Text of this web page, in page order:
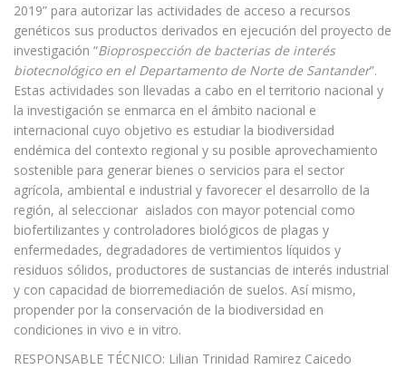
2019” para autorizar las actividades de acceso a recursos
genéticos sus productos derivados en ejecución del proyecto de
investigación “Bioprospección de bacterias de interés
biotecnológico en el Departamento de Norte de Santander”.
Estas actividades son llevadas a cabo en el territorio nacional y
la investigación se enmarca en el ámbito nacional e
internacional cuyo objetivo es estudiar la biodiversidad
endémica del contexto regional y su posible aprovechamiento
sostenible para generar bienes o servicios para el sector
agrícola, ambiental e industrial y favorecer el desarrollo de la
región, al seleccionar aislados con mayor potencial como
biofertilizantes y controladores biológicos de plagas y
enfermedades, degradadores de vertimientos líquidos y
residuos sólidos, productores de sustancias de interés industrial
y con capacidad de biorremediación de suelos. Así mismo,
propender por la conservación de la biodiversidad en
condiciones in vivo e in vitro.
RESPONSABLE TÉCNICO: Lilian Trinidad Ramirez Caicedo